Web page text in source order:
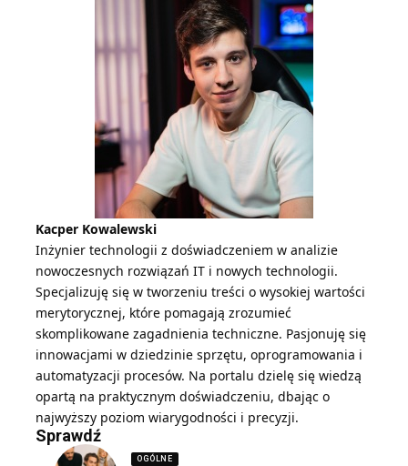
Kacper Kowalewski
Inżynier technologii z doświadczeniem w analizie
nowoczesnych rozwiązań IT i nowych technologii.
Specjalizuję się w tworzeniu treści o wysokiej wartości
merytorycznej, które pomagają zrozumieć
skomplikowane zagadnienia techniczne. Pasjonuję się
innowacjami w dziedzinie sprzętu, oprogramowania i
automatyzacji procesów. Na portalu dzielę się wiedzą
opartą na praktycznym doświadczeniu, dbając o
najwyższy poziom wiarygodności i precyzji.
Sprawdź
OGÓLNE